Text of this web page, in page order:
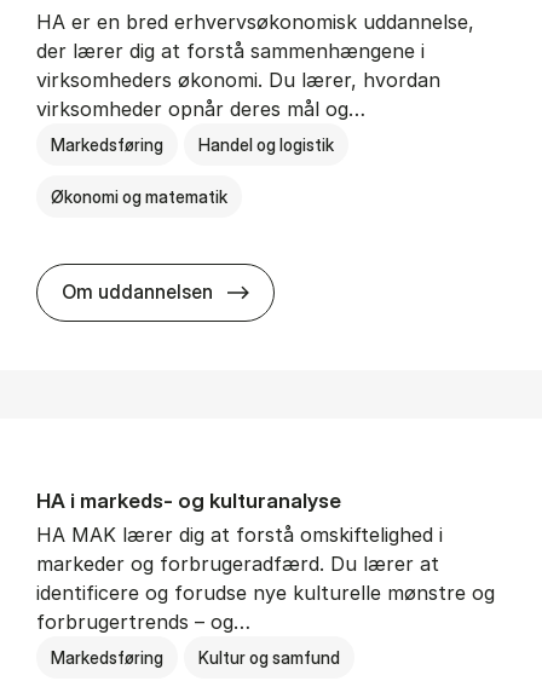
HA er en bred erhvervsøkonomisk uddannelse,
der lærer dig at forstå sammenhængene i
virksomheders økonomi. Du lærer, hvordan
virksomheder opnår deres mål og…
Markedsføring Handel og logistik
Økonomi og matematik
Om uddannelsen HA al­men erhvervs­økonomi
HA i mar­keds- og kul­tu­r­a­na­ly­se
HA MAK lærer dig at forstå omskiftelighed i
markeder og forbrugeradfærd. Du lærer at
identificere og forudse nye kulturelle mønstre og
forbrugertrends – og…
Markedsføring Kultur og samfund